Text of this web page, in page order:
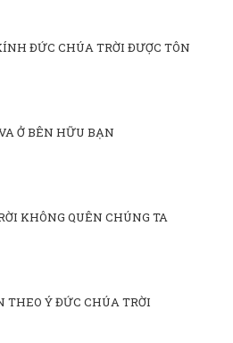
ĐỨC CHÚA TRỜI ĐƯỢC TÔN
Ở BÊN HỮU BẠN
KHÔNG QUÊN CHÚNG TA
THEO Ý ĐỨC CHÚA TRỜI